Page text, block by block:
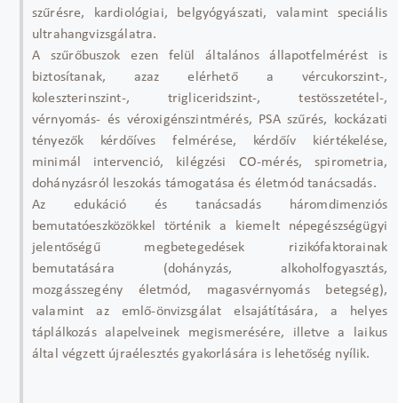
szűrésre, kardiológiai, belgyógyászati, valamint speciális
ultrahangvizsgálatra.
A szűrőbuszok ezen felül általános állapotfelmérést is
biztosítanak, azaz elérhető a vércukorszint-,
koleszterinszint-, trigliceridszint-, testösszetétel-,
vérnyomás- és véroxigénszintmérés, PSA szűrés, kockázati
tényezők kérdőíves felmérése, kérdőív kiértékelése,
minimál intervenció, kilégzési CO-mérés, spirometria,
dohányzásról leszokás támogatása és életmód tanácsadás.
Az edukáció és tanácsadás háromdimenziós
bemutatóeszközökkel történik a kiemelt népegészségügyi
jelentőségű megbetegedések rizikófaktorainak
bemutatására (dohányzás, alkoholfogyasztás,
mozgásszegény életmód, magasvérnyomás betegség),
valamint az emlő-önvizsgálat elsajátítására, a helyes
táplálkozás alapelveinek megismerésére, illetve a laikus
által végzett újraélesztés gyakorlására is lehetőség nyílik.